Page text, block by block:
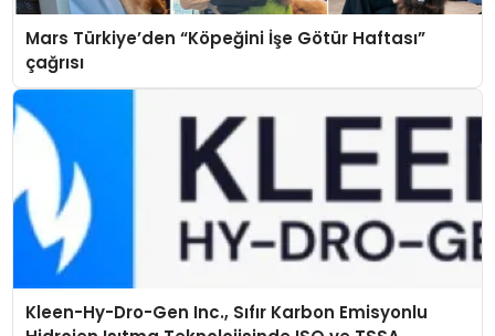
Mars Türkiye’den “Köpeğini İşe Götür Haftası”
çağrısı
Kleen-Hy-Dro-Gen Inc., Sıfır Karbon Emisyonlu